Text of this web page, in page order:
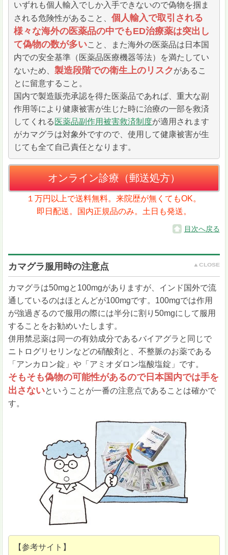
いずれも個人輸入でしか入手できないので偽物を掴ま
される危険性があること、個人輸入で取引される
様々な海外の医薬品の中でもED治療薬は突出し
て偽物の数が多いこと、また海外の医薬品は日本国
内での安全基準（医薬品医療機器等法）を満たしてい
ないため、製造段階での衛生上のリスクがあるこ
とに留意すること。
国内で製造販売承認を得た医薬品であれば、重大な副
作用等により健康被害が生じた時に治療の一部を救済
してくれる 医薬品副作用被害救済制度が適用されます
がカマグラは対象外ですので、使用して健康被害が生
じても全て自己責任となります。
オンライン診療（郵送処方）
１万円以上で送料無料。来院歴が無くてもOK。
即日配送。国内正規品のみ。土日も発送。
目次へ戻る
カマグラ服用時の注意点
カマグラは50mgと100mgがありますが、インド国外で流
通しているのはほとんどが100mgです。100mgでは作用
が強過ぎるので服用の際には半分に割り50mgにして服用
することをお勧めいたします。
併用禁忌薬は同一の有効成分であるバイアグラと同じで
ニトログリセリンなどの硝酸剤と、不整脈のお薬である
「アンカロン錠」や「アミオダロン塩酸塩錠」です。
そもそも偽物の可能性があるので日本国内では手を
出さないということが一番の注意点であることは確かで
す。
【参考サイト】